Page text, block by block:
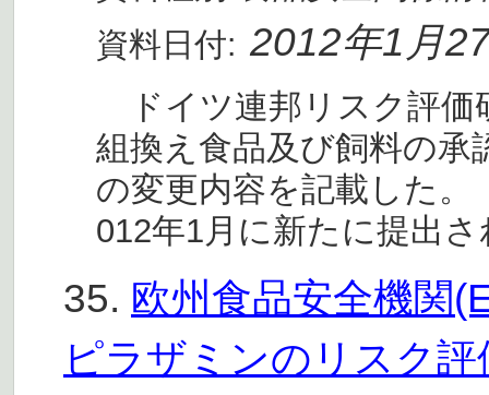
資料日付: 2012年1月
ドイツ連邦リスク評価
組換え食品及び飼料の承
の変更内容を記載した
012年1月に新たに提出
35. 欧州食品安全機関
ピラザミンのリスク